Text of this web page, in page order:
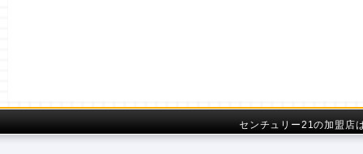
センチュリー21の加盟店